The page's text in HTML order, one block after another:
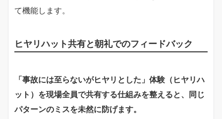
て機能します。
ヒヤリハット共有と朝礼でのフィードバック
「事故には至らないがヒヤリとした」体験（ヒヤリハ
ット）を現場全員で共有する仕組みを整えると、同じ
パターンのミスを未然に防げます。